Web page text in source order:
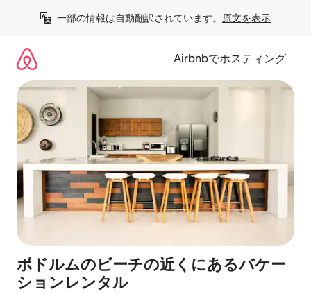
一部の情報は自動翻訳されています。 原文を表示
Airbnbでホスティング
ボドルムのビーチの近くにあるバケー
ションレンタル